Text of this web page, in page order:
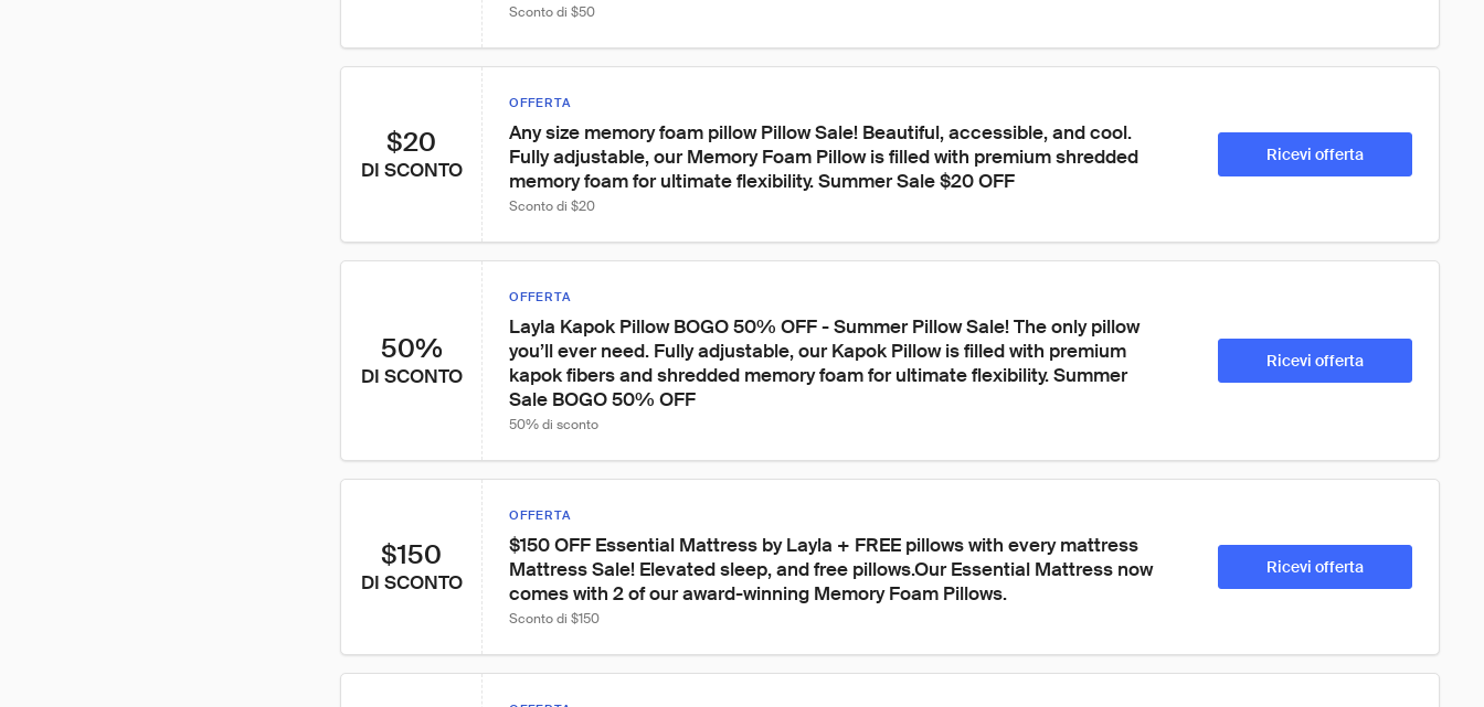
Sconto di $50
$20
DI SCONTO
OFFERTA
Any size memory foam pillow Pillow Sale! Beautiful, accessible, and cool.
Fully adjustable, our Memory Foam Pillow is filled with premium shredded
memory foam for ultimate flexibility. Summer Sale $20 OFF
Sconto di $20
Ricevi offerta
50%
DI SCONTO
OFFERTA
Layla Kapok Pillow BOGO 50% OFF - Summer Pillow Sale! The only pillow
you’ll ever need. Fully adjustable, our Kapok Pillow is filled with premium
kapok fibers and shredded memory foam for ultimate flexibility. Summer
Sale BOGO 50% OFF
50% di sconto
Ricevi offerta
$150
DI SCONTO
OFFERTA
$150 OFF Essential Mattress by Layla + FREE pillows with every mattress
Mattress Sale! Elevated sleep, and free pillows.Our Essential Mattress now
comes with 2 of our award-winning Memory Foam Pillows.
Sconto di $150
Ricevi offerta